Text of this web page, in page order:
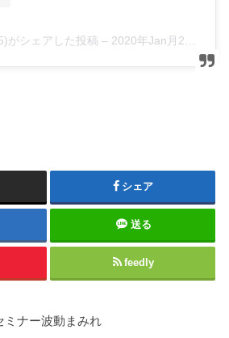
がシェアした投稿 – 2020年Jan月24日pm7時45分PST
シェア
送る
feedly
ミナー波動まみれ